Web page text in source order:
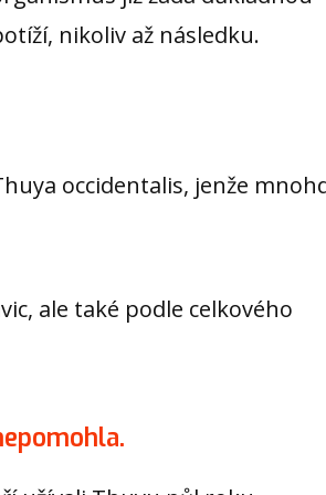
nikoliv až následku.
occidentalis, jenže
ale také podle celkového